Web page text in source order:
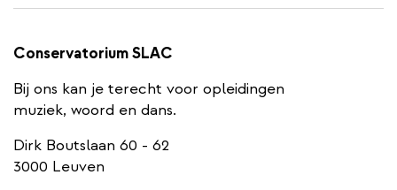
Conservatorium SLAC
Bij ons kan je terecht voor opleidingen
muziek, woord en dans.
Dirk Boutslaan 60 - 62
3000 Leuven